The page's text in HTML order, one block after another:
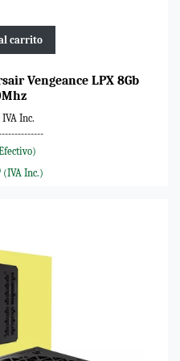
carrito
Vengeance LPX 8Gb
Inc.
(IVA Inc.)